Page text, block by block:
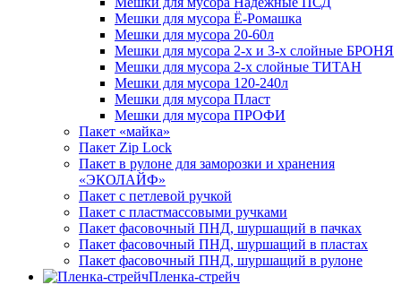
Мешки для мусора Ё-Ромашка
Мешки для мусора 20-60л
Мешки для мусора 2-х и 3-х слойные БРОНЯ
Мешки для мусора 2-х слойные ТИТАН
Мешки для мусора 120-240л
Мешки для мусора Пласт
Мешки для мусора ПРОФИ
Пакет «майка»
Пакет Zip Lock
Пакет в рулоне для заморозки и хранения
«ЭКОЛАЙФ»
Пакет с петлевой ручкой
Пакет с пластмассовыми ручками
Пакет фасовочный ПНД, шуршащий в пачках
Пакет фасовочный ПНД, шуршащий в пластах
Пакет фасовочный ПНД, шуршащий в рулоне
Пленка-стрейч